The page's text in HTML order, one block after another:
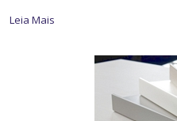
Leia Mais